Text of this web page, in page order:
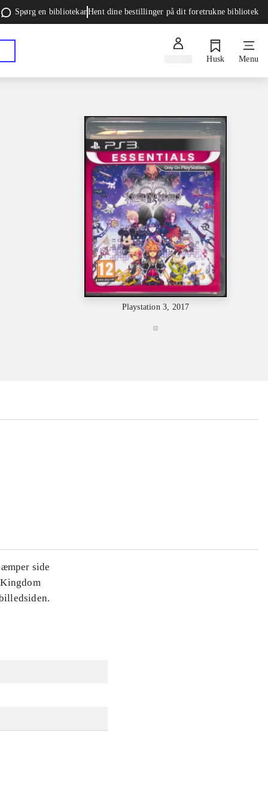
Spørg en bibliotekarHent dine bestillinger på dit foretrukne bibliotek
Husk Menu
Playstation 3, 2017
side